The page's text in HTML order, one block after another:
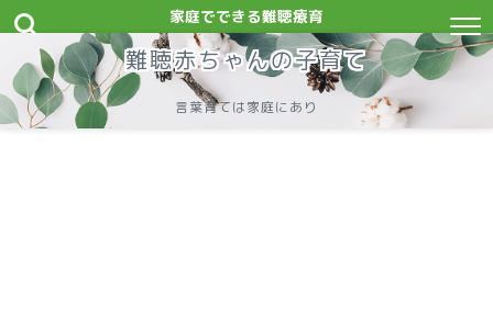
家庭でできる難聴療育
難聴赤ちゃんの子育て
言葉育ては家庭にあり